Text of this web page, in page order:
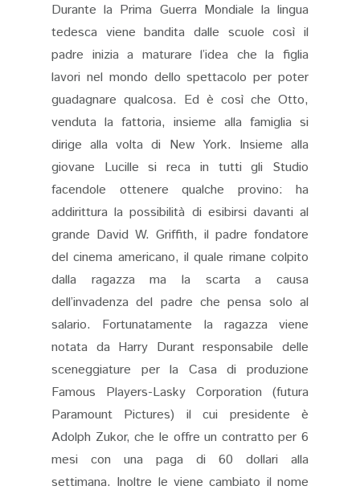
Durante la Prima Guerra Mondiale la lingua
tedesca viene bandita dalle scuole così il
padre inizia a maturare l’idea che la figlia
lavori nel mondo dello spettacolo per poter
guadagnare qualcosa. Ed è così che Otto,
venduta la fattoria, insieme alla famiglia si
dirige alla volta di New York. Insieme alla
giovane Lucille si reca in tutti gli Studio
facendole ottenere qualche provino: ha
addirittura la possibilità di esibirsi davanti al
grande David W. Griffith, il padre fondatore
del cinema americano, il quale rimane colpito
dalla ragazza ma la scarta a causa
dell’invadenza del padre che pensa solo al
salario. Fortunatamente la ragazza viene
notata da Harry Durant responsabile delle
sceneggiature per la Casa di produzione
Famous Players-Lasky Corporation (futura
Paramount Pictures) il cui presidente è
Adolph Zukor, che le offre un contratto per 6
mesi con una paga di 60 dollari alla
settimana. Inoltre le viene cambiato il nome